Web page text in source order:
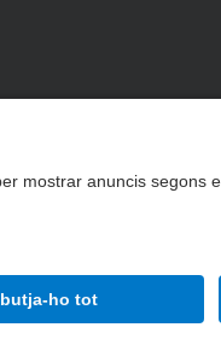
lloc Accessibilitat